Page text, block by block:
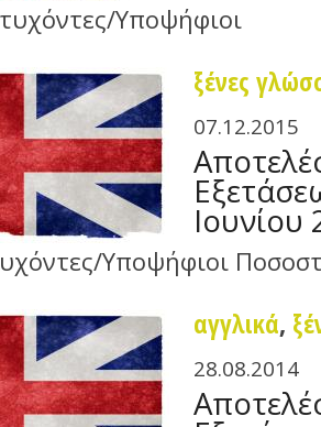
Υποψήφιοι
ξένες
07.12.2015
Ιουνίου
Υποψήφιοι
αγγλικά,
28.08.2014